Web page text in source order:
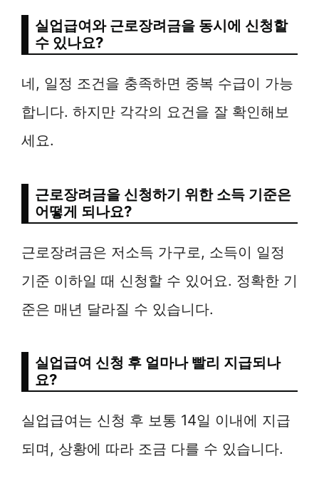
실업급여와 근로장려금을 동시에 신청할
수 있나요?
네, 일정 조건을 충족하면 중복 수급이 가능
합니다. 하지만 각각의 요건을 잘 확인해보
세요.
근로장려금을 신청하기 위한 소득 기준은
어떻게 되나요?
근로장려금은 저소득 가구로, 소득이 일정
기준 이하일 때 신청할 수 있어요. 정확한 기
준은 매년 달라질 수 있습니다.
실업급여 신청 후 얼마나 빨리 지급되나
요?
실업급여는 신청 후 보통 14일 이내에 지급
되며, 상황에 따라 조금 다를 수 있습니다.